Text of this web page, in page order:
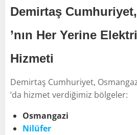
Demirtaş
’nın Her Yerine
Hizmeti
Demirtaş Cumhuriyet,
’da hizmet verdiğimiz bölgeler:
Osmangazi
Nilüfer